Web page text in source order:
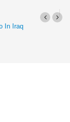
Mathar Group